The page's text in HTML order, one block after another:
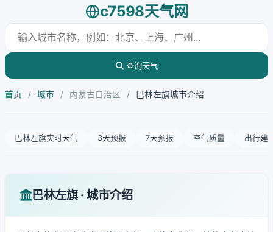
c7598天气网
查询天气
首页 / 城市 / 内蒙古自治区 / 巴林左旗城市介绍
巴林左旗实时天气 3天预报 7天预报 空气质量 出行建
巴林左旗 · 城市介绍